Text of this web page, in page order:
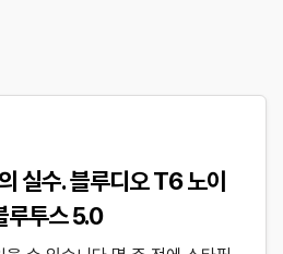
실수. 블루디오 T6 노이
루투스 5.0